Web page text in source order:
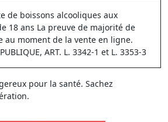
de boissons alcooliques aux
18 ans La preuve de majorité de
au moment de la vente en ligne.
ART. L. 3342-1 et L. 3353-3
pour la santé. Sachez